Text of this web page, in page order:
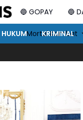
🔵 GOPAY 🔵
⚡ Mortal Kombat
HUKUM
KRIMINAL